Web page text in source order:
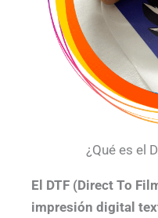
¿Qué es el
El DTF (Direct To
impresión digital